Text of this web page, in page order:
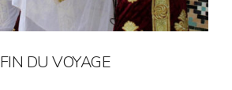
FIN DU VOYAGE